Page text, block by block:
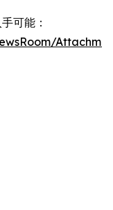
可能：